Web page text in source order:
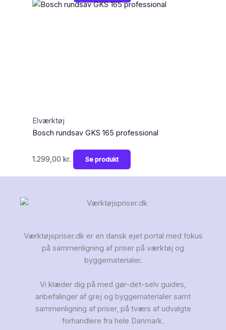
Elværktøj
Bosch rundsav GKS 165 professional
1.299,00 kr. Se produkt
Værktøjspriser.dk er en dansk ejet portal med fokus
på sammenligning af priser på værktøj og
byggematerialer.
Vi klæder dig på med gør-det-selv guides,
anbefalinger af grej og byggematerialer samt
sammenligning af priser, på tværs af udvalgte
forhandlere fra hele Danmark.